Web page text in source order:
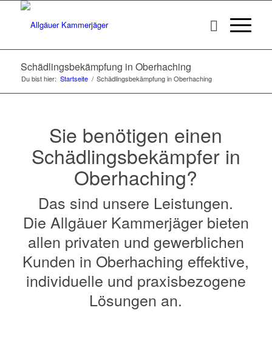
Schädlingsbekämpfung in Oberhaching
Du bist hier: Startseite / Schädlingsbekämpfung in Oberhaching
Sie benötigen einen
Schädlingsbekämpfer in
Oberhaching?
Das sind unsere Leistungen.
Die Allgäuer Kammerjäger bieten
allen privaten und gewerblichen
Kunden in Oberhaching effektive,
individuelle und praxisbezogene
Lösungen an.